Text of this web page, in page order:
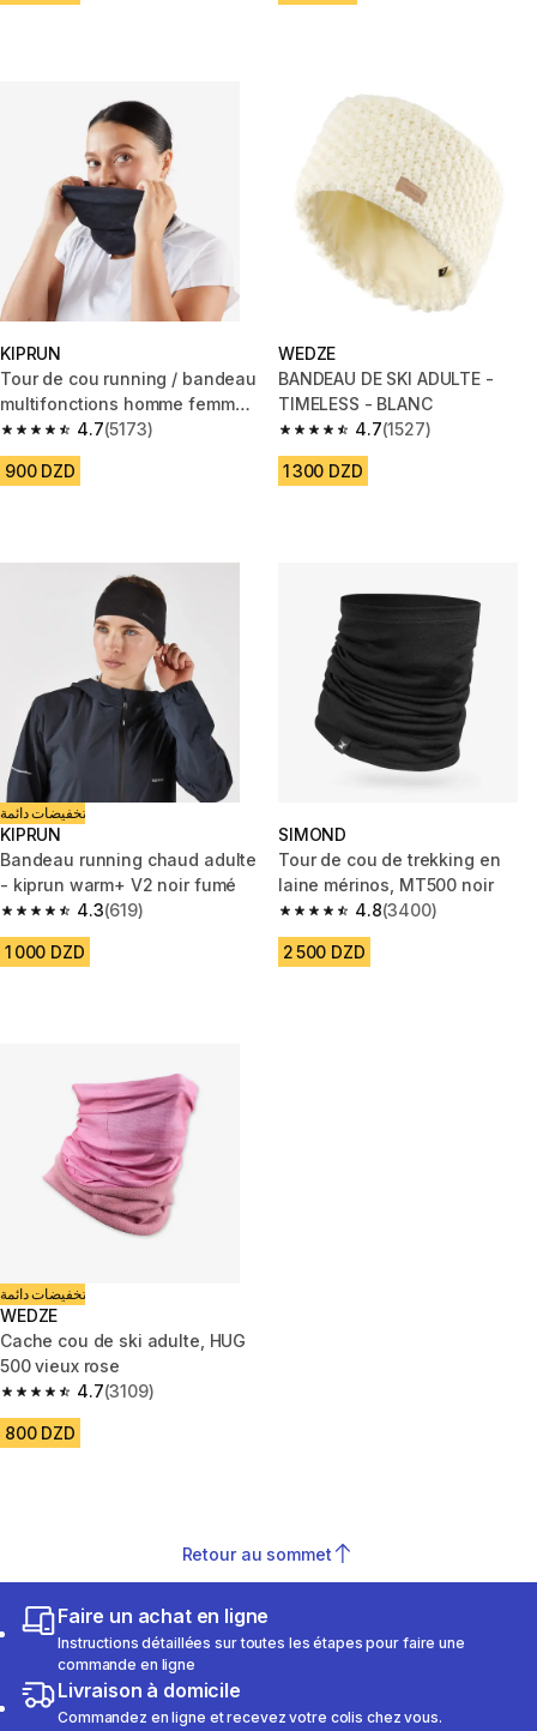
KIPRUN
Tour de cou running / bandeau
multifonctions homme femme -
kiprun noir graph
4.7
4.7 out of 5 stars from 5173 reviews
(5173)
900 DZD
WEDZE
BANDEAU DE SKI ADULTE -
TIMELESS - BLANC
4.7
4.7 out of 5 stars from 1527
(1527)
1 300 DZD
تخفيضات دائمة
KIPRUN
Bandeau running chaud adulte
- kiprun warm+ V2 noir fumé
4.3
4.3 out of 5 stars from 619 reviews
(619)
1 000 DZD
SIMOND
Tour de cou de trekking en
laine mérinos, MT500 noir
4.8
4.8 out of 5 stars from 3400
(3400)
2 500 DZD
تخفيضات دائمة
WEDZE
Cache cou de ski adulte, HUG
500 vieux rose
4.7
4.7 out of 5 stars from 3109 reviews
(3109)
800 DZD
Retour au sommet
Faire un achat en ligne
Instructions détaillées sur toutes les étapes pour faire une
commande en ligne
Livraison à domicile
Commandez en ligne et recevez votre colis chez vous.